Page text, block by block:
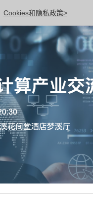
Cookies和隐私政策>